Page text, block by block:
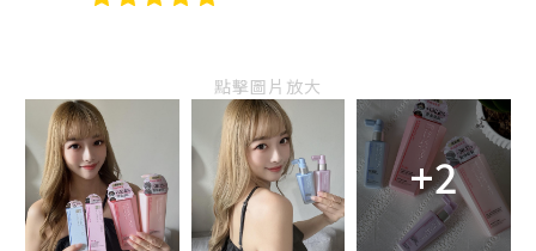
點擊圖片放大
+2